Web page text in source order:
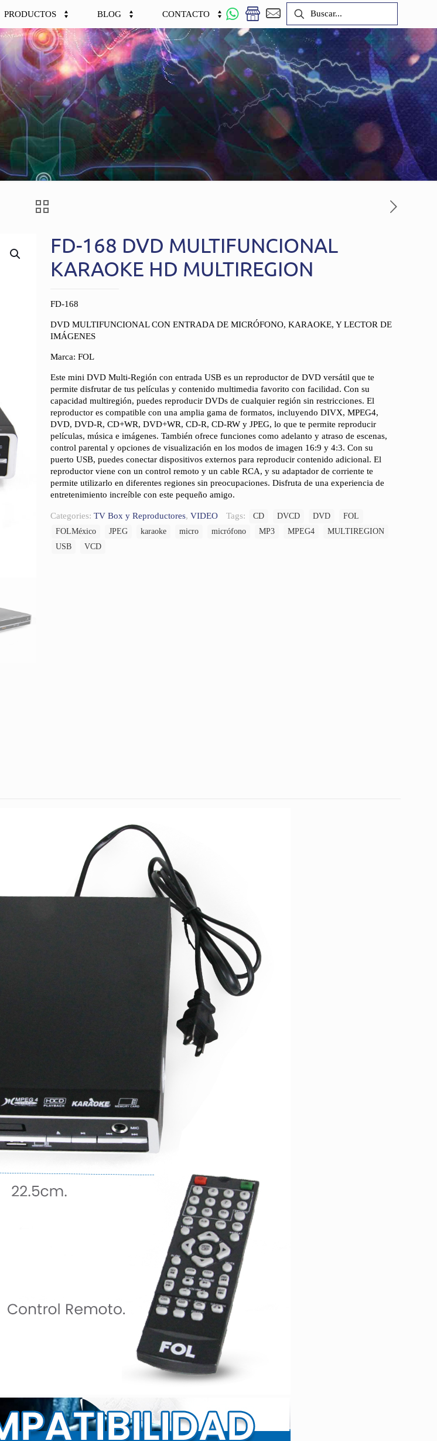
PRODUCTOS BLOG CONTACTO
FD-168 DVD MULTIFUNCIONAL
KARAOKE HD MULTIREGION
FD-168
DVD MULTIFUNCIONAL CON ENTRADA DE MICRÓFONO, KARAOKE, Y LECTOR DE
IMÁGENES
Marca: FOL
Este mini DVD Multi-Región con entrada USB es un reproductor de DVD versátil que te
permite disfrutar de tus películas y contenido multimedia favorito con facilidad. Con su
capacidad multiregión, puedes reproducir DVDs de cualquier región sin restricciones. El
reproductor es compatible con una amplia gama de formatos, incluyendo DIVX, MPEG4,
DVD, DVD-R, CD+WR, DVD+WR, CD-R, CD-RW y JPEG, lo que te permite reproducir
películas, música e imágenes. También ofrece funciones como adelanto y atraso de escenas,
control parental y opciones de visualización en los modos de imagen 16:9 y 4:3. Con su
puerto USB, puedes conectar dispositivos externos para reproducir contenido adicional. El
reproductor viene con un control remoto y un cable RCA, y su adaptador de corriente te
permite utilizarlo en diferentes regiones sin preocupaciones. Disfruta de una experiencia de
entretenimiento increíble con este pequeño amigo.
Categories: TV Box y Reproductores, VIDEO Tags: CD DVCD DVD
FOL
FOLMéxico
JPEG karaoke micro micrófono MP3 MPEG4
MULTIREGION
USB
VCD